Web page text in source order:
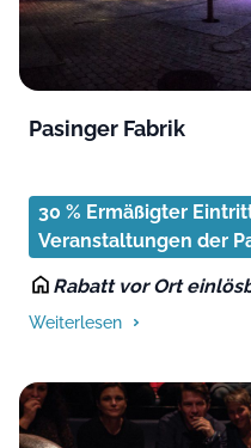
Pasinger Fabrik
30 % Ermäßigter
Veranstaltungen der
Rabatt vor Ort
Weiterlesen